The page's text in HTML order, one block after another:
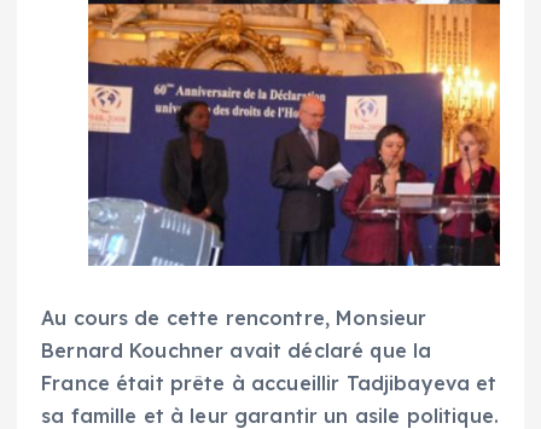
Au cours de cette rencontre, Monsieur
Bernard Kouchner avait déclaré que la
France était prête à accueillir Tadjibayeva et
sa famille et à leur garantir un asile politique.